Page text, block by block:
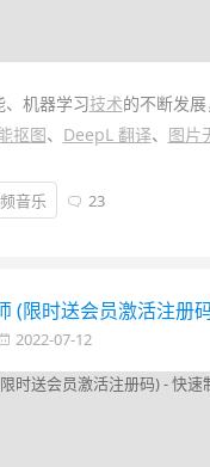
机器学习技术的不断发
抠图、 DeepL 翻译、 图片
用厉害的 AI 算法都是
等，但由于它们都要通过
音乐 23
(限时送会员激活注册
2022-07-12